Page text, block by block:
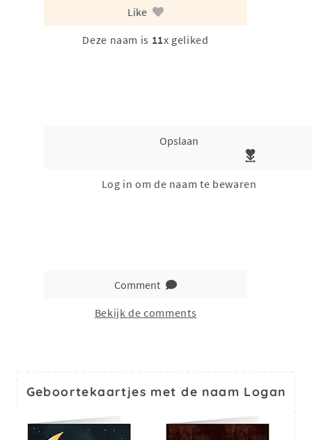
Like
Deze naam is 11x geliked
Opslaan
Log in om de naam te bewaren
Comment
Bekijk de comments
Geboortekaartjes met de naam Logan